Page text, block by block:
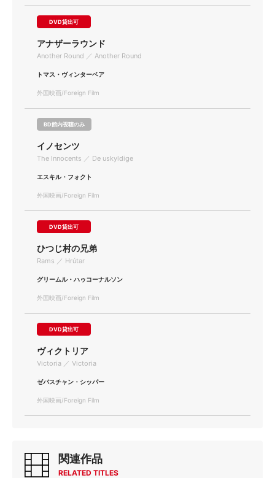
DVD貸出可
アナザーラウンド
Another Round ／ Another Round
トマス・ヴィンターベア
外国映画/Foreign Film
BD館内視聴のみ
イノセンツ
The Innocents ／ De uskyldige
エスキル・フォクト
外国映画/Foreign Film
DVD貸出可
ひつじ村の兄弟
Rams ／ Hrútar
グリームル・ハゥコーナルソン
外国映画/Foreign Film
DVD貸出可
ヴィクトリア
Victoria ／ Victoria
ゼバスチャン・シッパー
外国映画/Foreign Film
関連作品
RELATED TITLES